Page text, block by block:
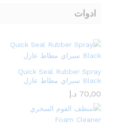
ادوات
Quick Seal Rubber Spray
Black سبراي مطاط عازل
70,00 د.إ